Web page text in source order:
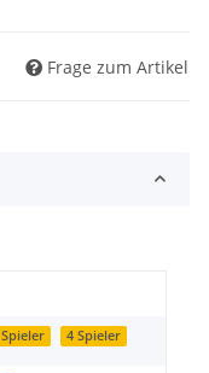
Frage zum Artikel
4 Spieler